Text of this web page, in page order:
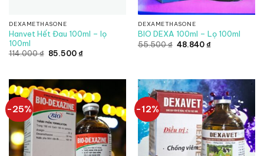
DEXAMETHASONE
Hanvet Hết Đau 100ml – lọ
100ml
114.000₫ Giá
85.500₫Giá
85.500 ₫.
DEXAMETHASONE
BIO DEXA 100ml – Lọ 100ml
55.500₫ Giá
48.840₫Giá
-25% -12%